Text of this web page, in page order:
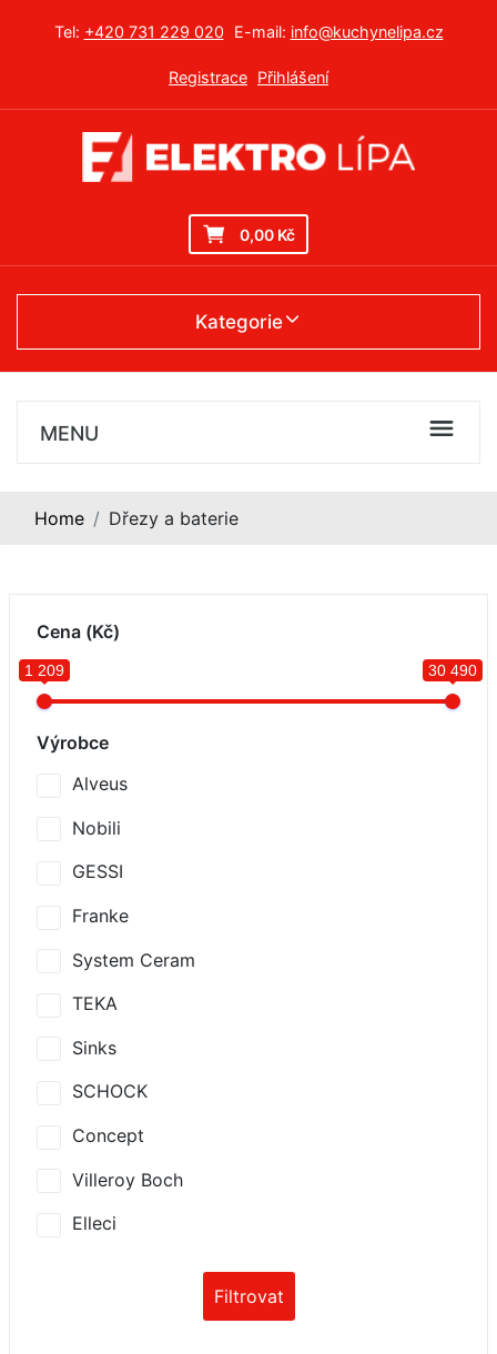
Tel: +420 731 229 020 E-mail: info@kuchynelipa.cz
Registrace Přihlášení
0,00 Kč
Kategorie
MENU
Home Dřezy a baterie
Cena (Kč)
1 209 30 490
Výrobce
Alveus
Nobili
GESSI
Franke
System Ceram
TEKA
Sinks
SCHOCK
Concept
Villeroy Boch
Elleci
Filtrovat